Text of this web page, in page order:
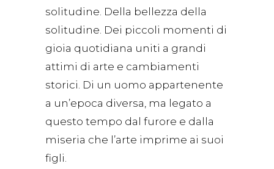
solitudine. Della bellezza della
solitudine. Dei piccoli momenti di
gioia quotidiana uniti a grandi
attimi di arte e cambiamenti
storici. Di un uomo appartenente
a un’epoca diversa, ma legato a
questo tempo dal furore e dalla
miseria che l’arte imprime ai suoi
figli.